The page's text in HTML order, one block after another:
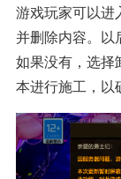
游戏玩家可以进
并删除内容。以
如果没有，选择
本进行施工，以